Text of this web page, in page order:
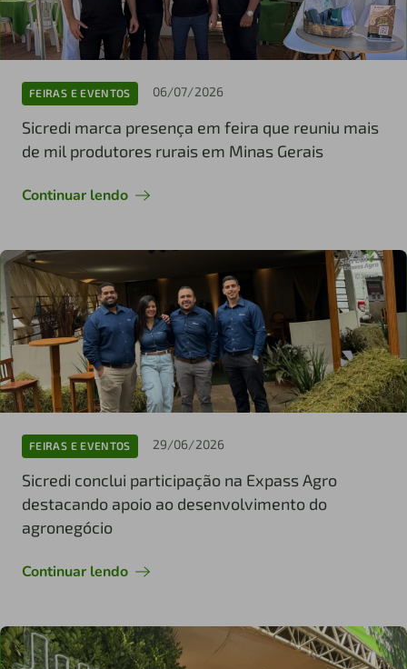
FEIRAS E EVENTOS 06/07/2026
Sicredi marca presença em feira que reuniu mais
de mil produtores rurais em Minas Gerais
Continuar lendo
FEIRAS E EVENTOS 29/06/2026
Sicredi conclui participação na Expass Agro
destacando apoio ao desenvolvimento do
agronegócio
Continuar lendo